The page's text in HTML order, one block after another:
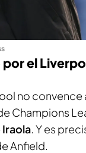
el
no convence
Champions
. Y es
Anfield.